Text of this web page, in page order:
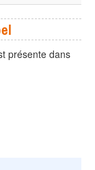
présente dans